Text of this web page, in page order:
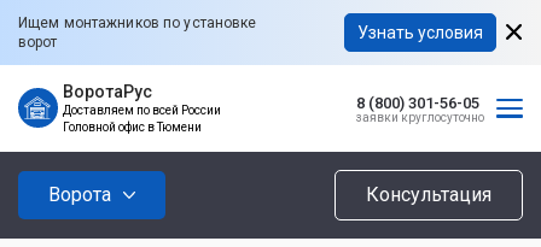
Ищем монтажников по установке
ворот
Узнать условия
ВоротаРус
Доставляем по всей России
Головной офис в Тюмени
8 (800) 301-56-05
заявки круглосуточно
Ворота Консультация